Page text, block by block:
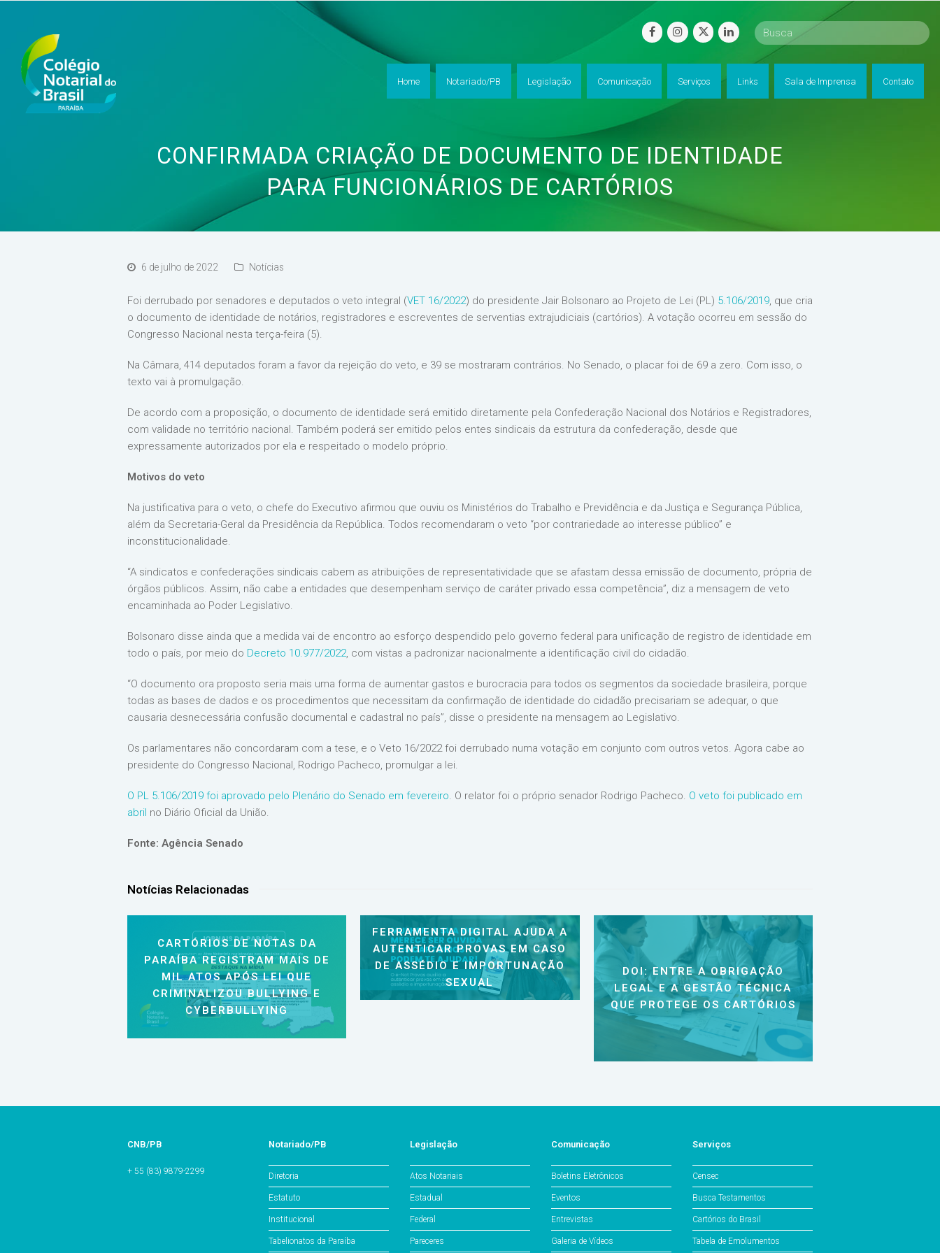
facebookinstagram
twitterlinkedin
Home Notariado/PB Legislação Comunicação Serviços Links Sala de Imprensa Contato
CONFIRMADA CRIAÇÃO DE DOCUMENTO DE IDENTIDADE
PARA FUNCIONÁRIOS DE CARTÓRIOS
6 de julho de 2022 Notícias
Foi derrubado por senadores e deputados o veto integral (VET 16/2022) do presidente Jair Bolsonaro ao Projeto de Lei (PL) 5.106/2019, que cria
o documento de identidade de notários, registradores e escreventes de serventias extrajudiciais (cartórios). A votação ocorreu em sessão do
Congresso Nacional nesta terça-feira (5).
Na Câmara, 414 deputados foram a favor da rejeição do veto, e 39 se mostraram contrários. No Senado, o placar foi de 69 a zero. Com isso, o
texto vai à promulgação.
De acordo com a proposição, o documento de identidade será emitido diretamente pela Confederação Nacional dos Notários e Registradores,
com validade no território nacional. Também poderá ser emitido pelos entes sindicais da estrutura da confederação, desde que
expressamente autorizados por ela e respeitado o modelo próprio.
Motivos do veto
Na justificativa para o veto, o chefe do Executivo afirmou que ouviu os Ministérios do Trabalho e Previdência e da Justiça e Segurança Pública,
além da Secretaria-Geral da Presidência da República. Todos recomendaram o veto “por contrariedade ao interesse público” e
inconstitucionalidade.
“A sindicatos e confederações sindicais cabem as atribuições de representatividade que se afastam dessa emissão de documento, própria de
órgãos públicos. Assim, não cabe a entidades que desempenham serviço de caráter privado essa competência”, diz a mensagem de veto
encaminhada ao Poder Legislativo.
Bolsonaro disse ainda que a medida vai de encontro ao esforço despendido pelo governo federal para unificação de registro de identidade em
todo o país, por meio do Decreto 10.977/2022, com vistas a padronizar nacionalmente a identificação civil do cidadão.
“O documento ora proposto seria mais uma forma de aumentar gastos e burocracia para todos os segmentos da sociedade brasileira, porque
todas as bases de dados e os procedimentos que necessitam da confirmação de identidade do cidadão precisariam se adequar, o que
causaria desnecessária confusão documental e cadastral no país”, disse o presidente na mensagem ao Legislativo.
Os parlamentares não concordaram com a tese, e o Veto 16/2022 foi derrubado numa votação em conjunto com outros vetos. Agora cabe ao
presidente do Congresso Nacional, Rodrigo Pacheco, promulgar a lei.
O PL 5.106/2019 foi aprovado pelo Plenário do Senado em fevereiro. O relator foi o próprio senador Rodrigo Pacheco. O veto foi publicado em
abril no Diário Oficial da União.
Fonte: Agência Senado
Notícias Relacionadas
CARTÓRIOS DE NOTAS DA
PARAÍBA REGISTRAM MAIS DE
MIL ATOS APÓS LEI QUE
CRIMINALIZOU BULLYING E
CYBERBULLYING
FERRAMENTA DIGITAL AJUDA A
AUTENTICAR PROVAS EM CASO
DE ASSÉDIO E IMPORTUNAÇÃO
SEXUAL
DOI: ENTRE A OBRIGAÇÃO
LEGAL E A GESTÃO TÉCNICA
QUE PROTEGE OS CARTÓRIOS
CNB/PB
+ 55 (83) 9879-2299
Notariado/PB
Diretoria
Estatuto
Institucional
Tabelionatos da Paraíba
Legislação
Atos Notariais
Estadual
Federal
Pareceres
Comunicação
Boletins Eletrônicos
Eventos
Entrevistas
Galeria de Vídeos
Serviços
Censec
Busca Testamentos
Cartórios do Brasil
Tabela de Emolumentos